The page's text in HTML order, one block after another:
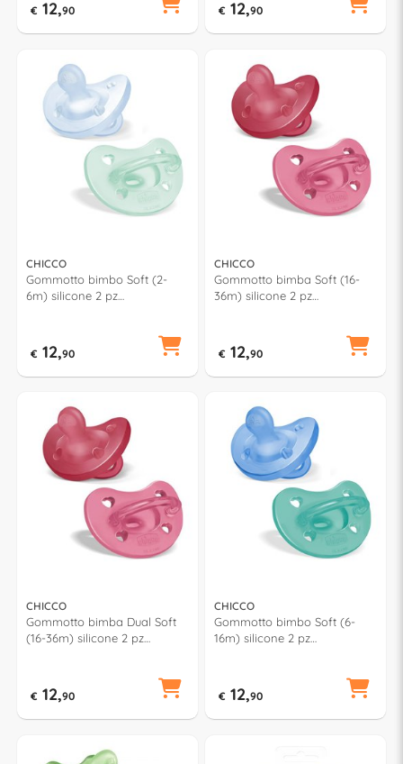
€ 12,90 € 12,90
CHICCO
Gommotto bimbo Soft (2-
6m) silicone 2 pz
€ 12,90
CHICCO
Gommotto bimba Soft (16-
36m) silicone 2 pz
€ 12,90
CHICCO
Gommotto bimba Dual Soft
(16-36m) silicone 2 pz
€ 12,90
CHICCO
Gommotto bimbo Soft (6-
16m) silicone 2 pz
€ 12,90